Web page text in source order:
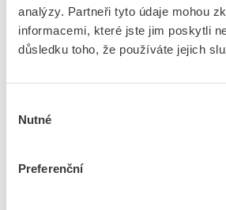
analýzy. Partneři tyto údaje mohou
informacemi, které jste jim poskytli
důsledku toho, že používáte jejich
souhlasu
Nutné
Preferenční
PROTEC Dutinka PAEH 1/
Kód ELFETEX
10.050.382
EAN
Značka
+100